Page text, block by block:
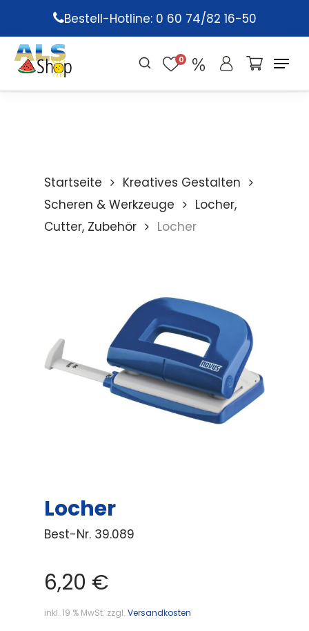
main
content
Bestell-Hotline: 0 60 74/82 16-50
0
Startseite
Kreatives Gestalten
Scheren & Werkzeuge
Locher,
Cutter, Zubehör
Locher
Locher
Best-Nr. 39.089
6,20 €
inkl. 19 % MwSt. zzgl. Versandkosten